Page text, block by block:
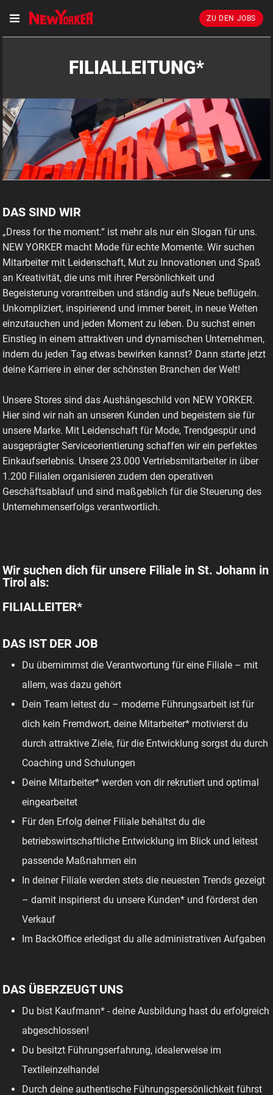
ZU DEN JOBS
FILIALLEITUNG*
FILIALLEITER* IN ST.JOHANN/TIROL INKL. 3.000 €
WILLKOMMENSPRÄMIE
DAS SIND WIR
„Dress for the moment.“ ist mehr als nur ein Slogan für uns.
NEW YORKER macht Mode für echte Momente. Wir suchen
Mitarbeiter mit Leidenschaft, Mut zu Innovationen und Spaß
an Kreativität, die uns mit ihrer Persönlichkeit und
Begeisterung vorantreiben und ständig aufs Neue beflügeln.
Unkompliziert, inspirierend und immer bereit, in neue Welten
einzutauchen und jeden Moment zu leben. Du suchst einen
Einstieg in einem attraktiven und dynamischen Unternehmen,
indem du jeden Tag etwas bewirken kannst? Dann starte jetzt
deine Karriere in einer der schönsten Branchen der Welt!
Unsere Stores sind das Aushängeschild von NEW YORKER.
Hier sind wir nah an unseren Kunden und begeistern sie für
unsere Marke. Mit Leidenschaft für Mode, Trendgespür und
ausgeprägter Serviceorientierung schaffen wir ein perfektes
Einkaufserlebnis. Unsere 23.000 Vertriebsmitarbeiter in über
1.200 Filialen organisieren zudem den operativen
Geschäftsablauf und sind maßgeblich für die Steuerung des
Unternehmenserfolgs verantwortlich.
Wir suchen dich für unsere Filiale in St. Johann in
Tirol als:
FILIALLEITER*
DAS IST DER JOB
Du übernimmst die Verantwortung für eine Filiale – mit
allem, was dazu gehört
Dein Team leitest du – moderne Führungsarbeit ist für
dich kein Fremdwort, deine Mitarbeiter* motivierst du
durch attraktive Ziele, für die Entwicklung sorgst du durch
Coaching und Schulungen
Deine Mitarbeiter* werden von dir rekrutiert und optimal
eingearbeitet
Für den Erfolg deiner Filiale behältst du die
betriebswirtschaftliche Entwicklung im Blick und leitest
passende Maßnahmen ein
In deiner Filiale werden stets die neuesten Trends gezeigt
– damit inspirierst du unsere Kunden* und förderst den
Verkauf
Im BackOffice erledigst du alle administrativen Aufgaben
DAS ÜBERZEUGT UNS
Du bist Kaufmann* - deine Ausbildung hast du erfolgreich
abgeschlossen!
Du besitzt Führungserfahrung, idealerweise im
Textileinzelhandel
Durch deine authentische Führungspersönlichkeit führst